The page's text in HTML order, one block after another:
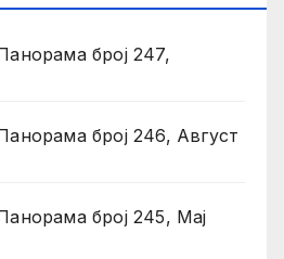
број 247,
број 246, Август
број 245, Мај